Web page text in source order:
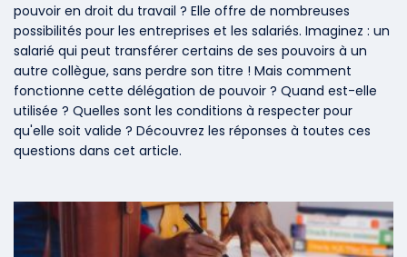
pouvoir en droit du travail ? Elle offre de nombreuses
possibilités pour les entreprises et les salariés. Imaginez : un
salarié qui peut transférer certains de ses pouvoirs à un
autre collègue, sans perdre son titre ! Mais comment
fonctionne cette délégation de pouvoir ? Quand est-elle
utilisée ? Quelles sont les conditions à respecter pour
qu'elle soit valide ? Découvrez les réponses à toutes ces
questions dans cet article.